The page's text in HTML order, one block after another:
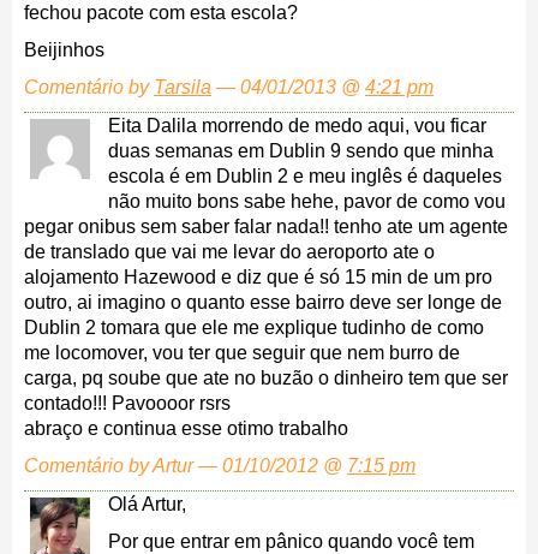
fechou pacote com esta escola?
Beijinhos
Comentário by Tarsila — 04/01/2013 @ 4:21 pm
Eita Dalila morrendo de medo aqui, vou ficar
duas semanas em Dublin 9 sendo que minha
escola é em Dublin 2 e meu inglês é daqueles
não muito bons sabe hehe, pavor de como vou
pegar onibus sem saber falar nada!! tenho ate um agente
de translado que vai me levar do aeroporto ate o
alojamento Hazewood e diz que é só 15 min de um pro
outro, ai imagino o quanto esse bairro deve ser longe de
Dublin 2 tomara que ele me explique tudinho de como
me locomover, vou ter que seguir que nem burro de
carga, pq soube que ate no buzão o dinheiro tem que ser
contado!!! Pavoooor rsrs
abraço e continua esse otimo trabalho
Comentário by Artur — 01/10/2012 @ 7:15 pm
Olá Artur,
Por que entrar em pânico quando você tem